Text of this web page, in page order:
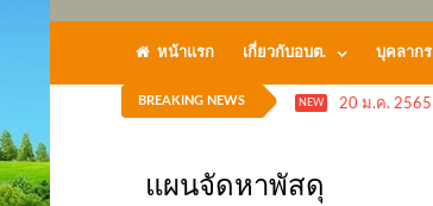
หน้าแรก เกี่ยวกับอบต. บุคลากร
BREAKING NEWS NEW 20 ม.ค. 2565
แผนจัดหาพัสดุ